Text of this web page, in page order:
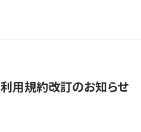
利用規約改訂のお知らせ